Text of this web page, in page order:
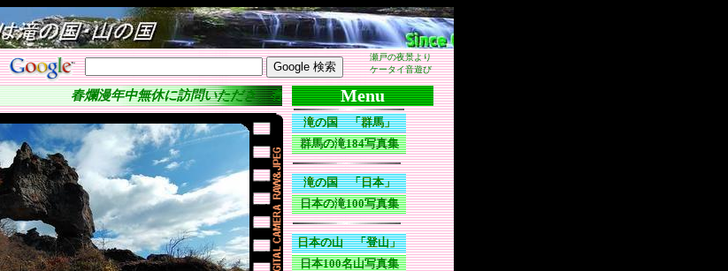
瀬戸の夜景より
ケータイ音遊び
春爛漫年中無休に訪問いただき、有難うございます。群馬県の滝、日本の滝巡りおよび日本の山巡りをして
Menu
滝の国 「群馬」
群馬の滝184写真集
滝の国 「日本」
日本の滝100写真集
日本の山 「登山」
日本100名山写真集